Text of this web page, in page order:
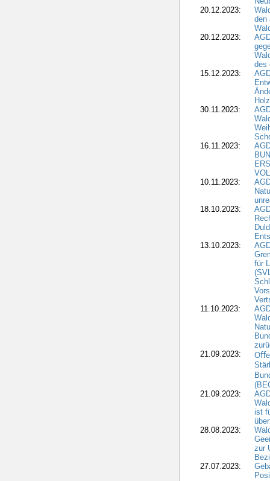
20.12.2023:
den
20.12.2023:
des
15.12.2023:
30.11.2023:
16.11.2023:
10.11.2023:
18.10.2023:
13.10.2023:
für
11.10.2023:
21.09.2023:
21.09.2023:
ist
28.08.2023:
zur
27.07.2023: